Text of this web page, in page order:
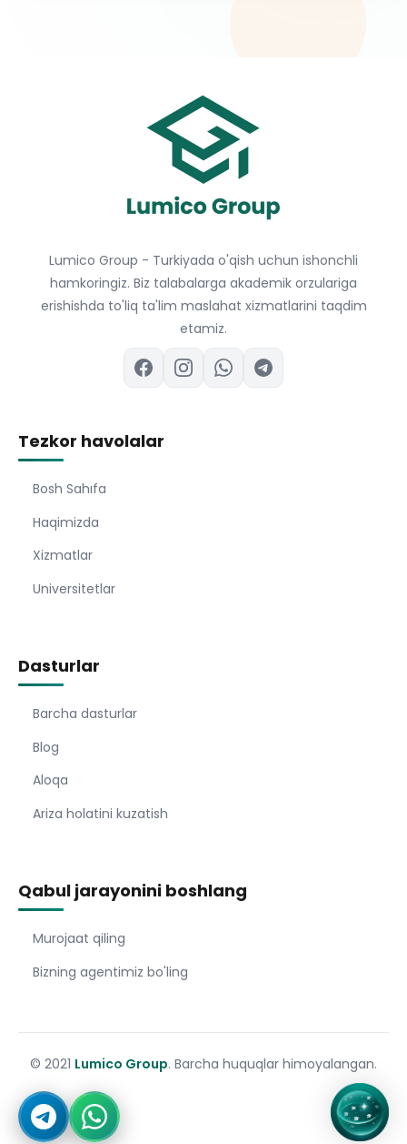
Lumico Group - Turkiyada o'qish uchun ishonchli
hamkoringiz. Biz talabalarga akademik orzulariga
erishishda to'liq ta'lim maslahat xizmatlarini taqdim
etamiz.
Tezkor havolalar
Bosh Sahıfa
Haqimizda
Xizmatlar
Universitetlar
Dasturlar
Barcha dasturlar
Blog
Aloqa
Ariza holatini kuzatish
Qabul jarayonini boshlang
Murojaat qiling
Bizning agentimiz bo'ling
© 2021 Lumico Group. Barcha huquqlar himoyalangan.